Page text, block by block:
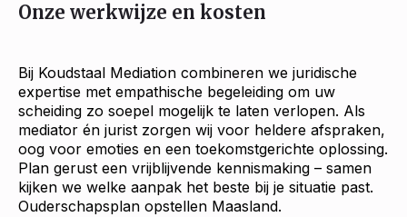
Onze werkwijze en kosten
Bij Koudstaal Mediation combineren we juridische
expertise met empathische begeleiding om uw
scheiding zo soepel mogelijk te laten verlopen. Als
mediator én jurist zorgen wij voor heldere afspraken,
oog voor emoties en een toekomstgerichte oplossing.
Plan gerust een vrijblijvende kennismaking – samen
kijken we welke aanpak het beste bij je situatie past.
Ouderschapsplan opstellen Maasland.